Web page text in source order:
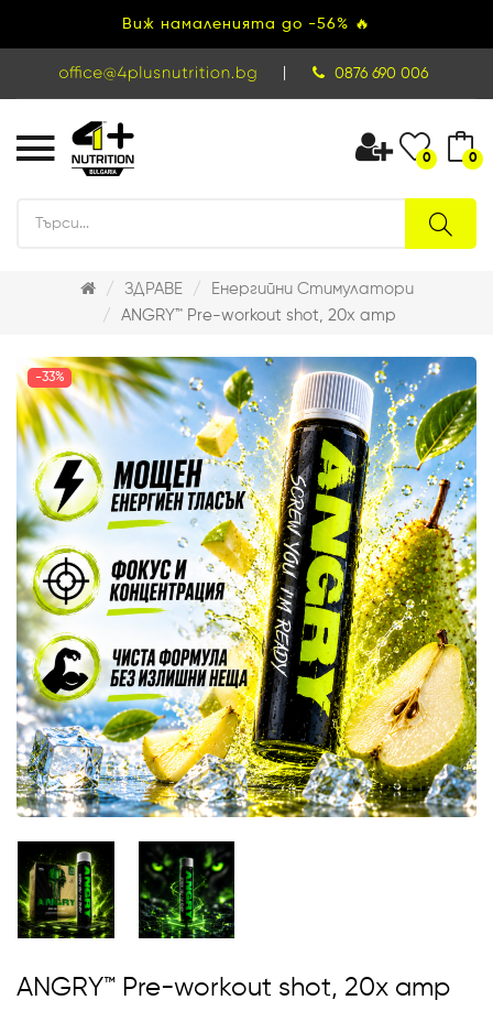
Виж намаленията до -56% 🔥
0876 690 006
0 0
ЗДРАВЕ
Енергийни Стимулатори
ANGRY™ Pre-workout shot, 20x amp
-33%
ANGRY™ Pre-workout shot, 20x amp